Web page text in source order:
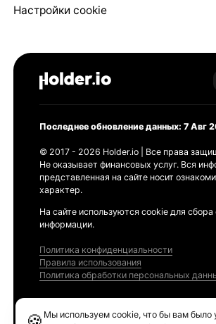
Настройки cookie
Последнее обновление данных: 7 Авг
© 2017 - 2026 Holder.io | Все права
Не оказывает финансовых услуг. Вся
представленная на сайте носит
характер.
На сайте используются cookie для сбора
информации.
Политика конфиденциальности
Правила использования
Политика обработки персональных
Мы используем cookie, что бы вам было